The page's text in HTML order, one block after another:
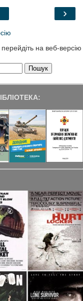
›
на веб-версію